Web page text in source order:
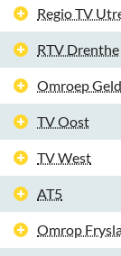
Regio TV
RTV Drenthe
Omroep
TV Oost
TV West
AT5
Omrop